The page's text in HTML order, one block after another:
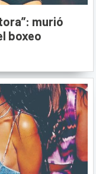
murió
boxeo